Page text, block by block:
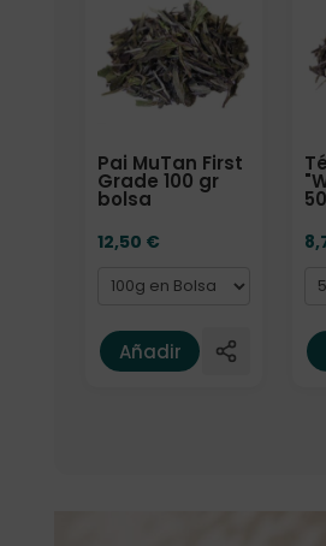
Pai MuTan First
Grade 100 gr
bolsa
12,50 €
Añadir